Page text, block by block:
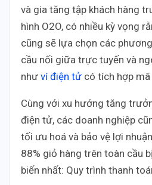
và gia tăng tập khách hàng
hình O2O, có nhiều kỳ vọng
cũng sẽ lựa chọn các
cầu nối giữa trực tuyến và
như ví điện tử có tích hợp mã
Cùng với xu hướng tăng
điện tử, các doanh nghiệp
tối ưu hoá và bảo vệ lợi
88% giỏ hàng trên toàn cầu
biến nhất: Quy trình thanh